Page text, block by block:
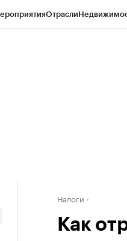
Отрасли
Налоги
Как